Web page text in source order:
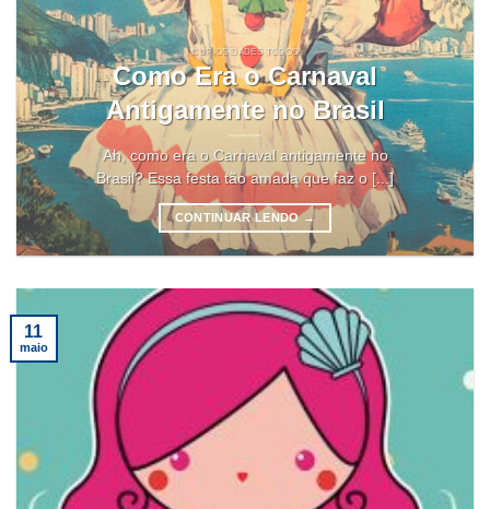
CURIOSIDADES TODOS
Como Era o Carnaval
Antigamente no Brasil
Ah, como era o Carnaval antigamente no
Brasil? Essa festa tão amada que faz o [...]
CONTINUAR LENDO→
11
maio